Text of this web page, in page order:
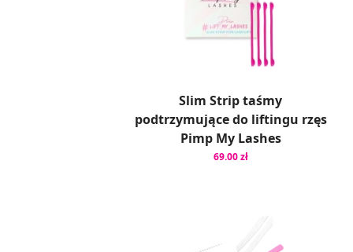
Slim Strip taśmy
podtrzymujące do liftingu rzęs
Pimp My Lashes
69.00 zł